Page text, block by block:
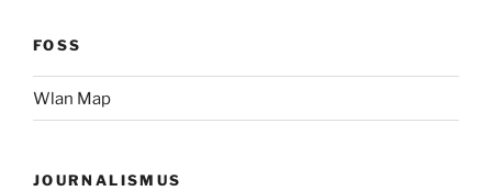
FOSS
Wlan Map
JOURNALISMUS